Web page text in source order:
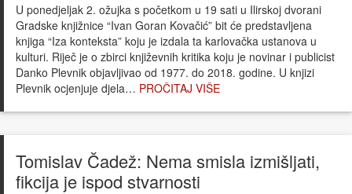
U ponedjeljak 2. ožujka s početkom u 19 sati u Ilirskoj dvorani
Gradske knjižnice “Ivan Goran Kovačić” bit će predstavljena
knjiga “Iza konteksta” koju je izdala ta karlovačka ustanova u
kulturi. Riječ je o zbirci književnih kritika koju je novinar i publicist
Danko Plevnik objavljivao od 1977. do 2018. godine. U knjizi
Plevnik ocjenjuje djela… PROČITAJ VIŠE
Tomislav Čadež: Nema smisla izmišljati,
fikcija je ispod stvarnosti